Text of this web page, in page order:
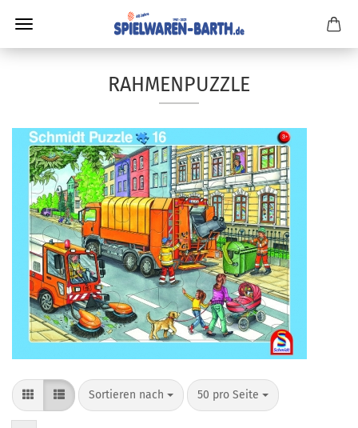
RAHMENPUZZLE
Sortieren nach
Sortieren nach 50 pro Seite
pro Seite